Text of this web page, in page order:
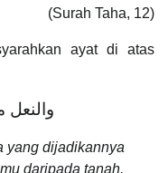
(Surah Taha, 12)
ayat di atas
والنعل
yang dijadikannya
daripada tanah.